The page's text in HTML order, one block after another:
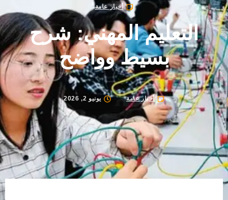
أخبار عامة
التعليم المهني: شرح
بسيط وواضح
أخبار عامة يونيو 2, 2026